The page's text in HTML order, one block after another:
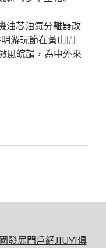
油芯油氣分離器改
明游玩節在黃山開
風皖韻，為中外來
發展門戶網JIUYI俱